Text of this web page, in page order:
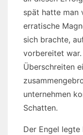
spät hatte man
erratische
sich brachte,
vorbereitet
Überschreiten
unternehmen
Schatten.
Der Engel legte